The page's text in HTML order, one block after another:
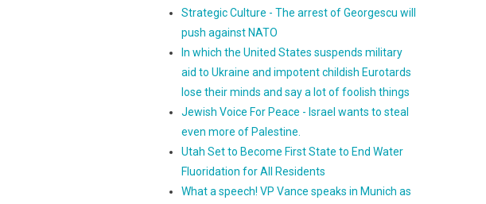
Strategic Culture - The arrest of Georgescu will
push against NATO
In which the United States suspends military
aid to Ukraine and impotent childish Eurotards
lose their minds and say a lot of foolish things
Jewish Voice For Peace - Israel wants to steal
even more of Palestine.
Utah Set to Become First State to End Water
Fluoridation for All Residents
What a speech! VP Vance speaks in Munich as